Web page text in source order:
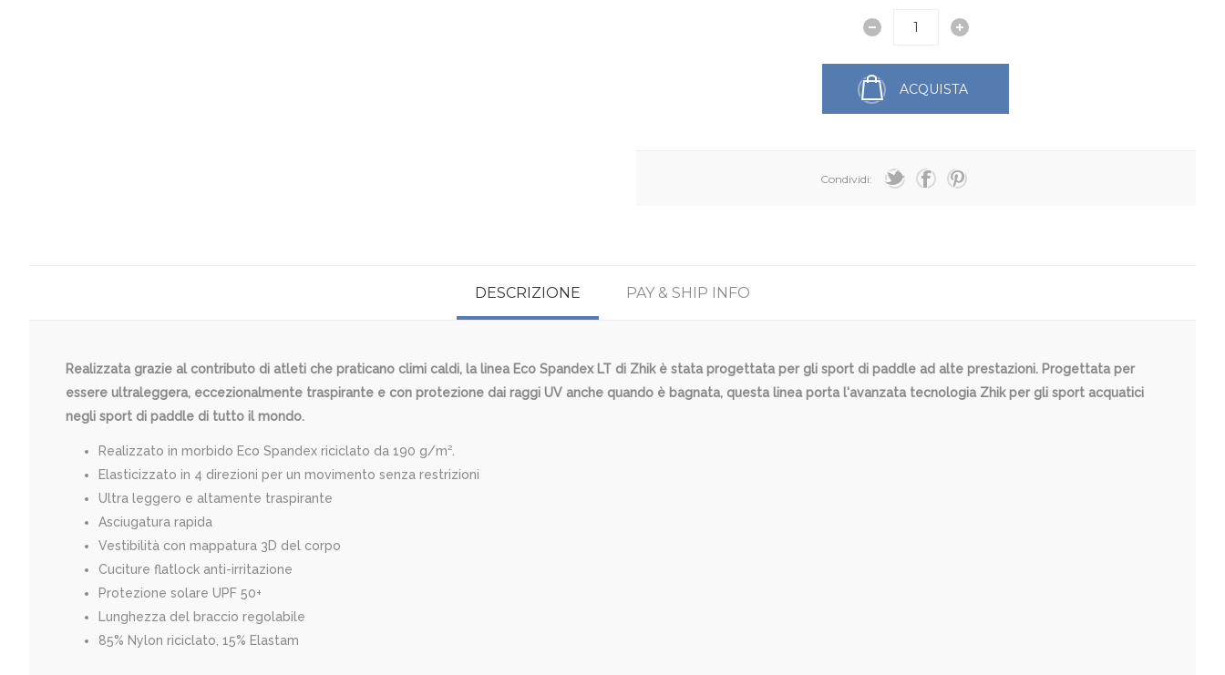
ACQUISTA
Condividi:
DESCRIZIONE PAY & SHIP INFO
Realizzata grazie al contributo di atleti che praticano climi caldi, la linea Eco Spandex LT di Zhik è stata progettata per gli sport di paddle ad alte prestazioni. Progettata per
essere ultraleggera, eccezionalmente traspirante e con protezione dai raggi UV anche quando è bagnata, questa linea porta l'avanzata tecnologia Zhik per gli sport acquatici
negli sport di paddle di tutto il mondo.
Realizzato in morbido Eco Spandex riciclato da 190 g/m².
Elasticizzato in 4 direzioni per un movimento senza restrizioni
Ultra leggero e altamente traspirante
Asciugatura rapida
Vestibilità con mappatura 3D del corpo
Cuciture flatlock anti-irritazione
Protezione solare UPF 50+
Lunghezza del braccio regolabile
85% Nylon riciclato, 15% Elastam